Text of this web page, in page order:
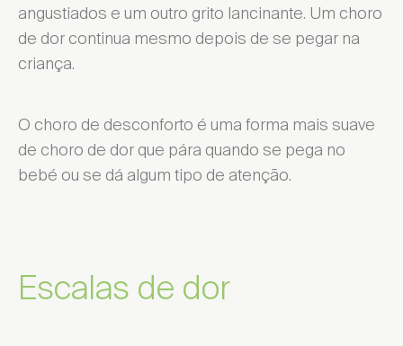
angustiados e um outro grito lancinante. Um choro
de dor continua mesmo depois de se pegar na
criança.
O choro de desconforto é uma forma mais suave
de choro de dor que pára quando se pega no
bebé ou se dá algum tipo de atenção.
Escalas de dor